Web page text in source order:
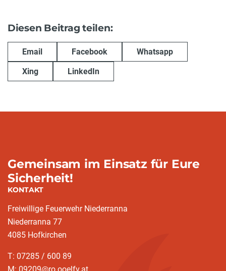
Diesen Beitrag teilen:
Email Facebook Whatsapp
Xing LinkedIn
Gemeinsam im Einsatz für Eure
Sicherheit!
KONTAKT
Freiwillige Feuerwehr Niederranna
Niederranna 77
4085 Hofkirchen
T: 07285 / 600 89